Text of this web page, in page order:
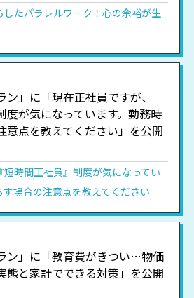
したパラレルワーク！心の余裕が生
ン」に「現在正社員ですが、
度が気になっています。勤務時
意点を教えてください」を公開
時間正社員』制度が気になってい
場合の注意点を教えてください
ン」に「教育費がきつい…物価
態と家計でできる対策」を公開